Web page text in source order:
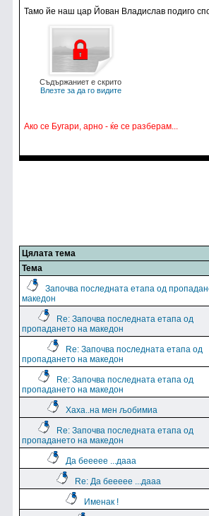
Тамо йе наш цар Йован Владислав подиго
Съдържаниет е скрито
Влезте за да го видите
Ако се Бугари, арно - ќе се разберам...
Цялата тема
Тема
Започва последната етапа од
македон
Re: Започва последната етапа од
пропадането на македон
Re: Започва последната етапа од
пропадането на македон
Re: Започва последната етапа од
пропадането на македон
Хаха..на мен љобимиа
Re: Започва последната етапа од
пропадането на македон
Да беееее ...дааа
Re: Да беееее ...дааа
Именак !